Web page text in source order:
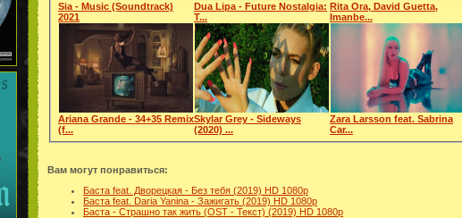
Sia - Music (Soundtrack)
2021
Dua Lipa - Future Nostalgia:
T...
Rita Ora, David Guetta,
Imanbe...
Ariana Grande - 34+35 Remix
(f...
Skylar Grey - Sideways
(2020) ...
Zara Larsson feat. Sabrina
Car...
Вам могут понравиться:
Баста feat. Дворецкая - Без тебя (2019) HD 1080p
Баста feat. Daria Yanina - Зажигать (2019) HD 1080p
Баста - Страшно так жить (OST - Текст) (2019) HD 1080p